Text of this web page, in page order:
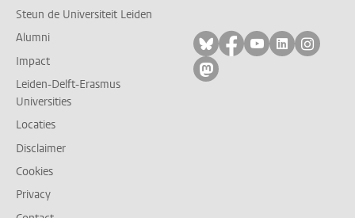
Steun de Universiteit Leiden
Alumni
Impact
Leiden-Delft-Erasmus
Universities
Locaties
Disclaimer
Cookies
Privacy
Volg ons op bluesky
Volg ons op
Volg ons op
Volg ons
Volg
Volg ons op mastodon